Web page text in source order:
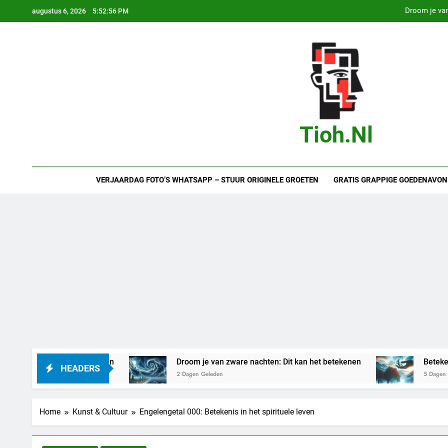
augustus 6, 2026 5:52:57 PM Droom je
Bas Jonker Getrouwd – Alles wat
Bas Jonker Getrouwd – Alles wat
Tioh.nl
VERJAARDAG FOTO’S WHATSAPP – STUUR ORIGINELE GROETEN GRATIS GRAPPIGE
HEADERS
betekenen Droom je van zware nachten: Dit kan het betekenen
2 Dagen Geleden
Betekenis droom
5 Dagen Geleden
Home Kunst & Cultuur Engelengetal 000: Betekenis in het spirituele leven